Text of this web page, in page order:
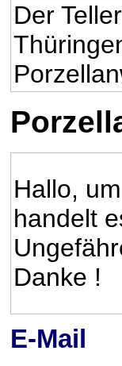
Der
Hallo,
handelt
Danke !
E-Mail